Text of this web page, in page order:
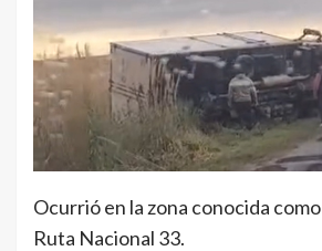
Ocurrió en la zona conocida como
Ruta Nacional 33.